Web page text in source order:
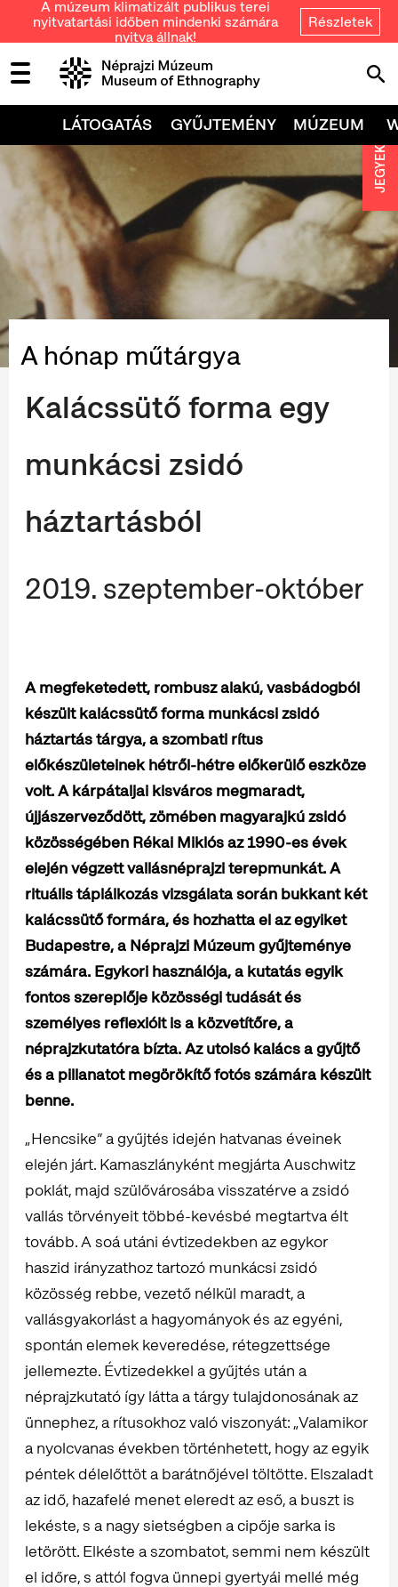
A múzeum klimatizált publikus terei
nyitvatartási időben mindenki számára
nyitva állnak!
Részletek
LÁTOGATÁS GYŰJTEMÉNY MÚZEUM
A hónap műtárgya
Kalácssütő forma egy
munkácsi zsidó
háztartásból
2019. szeptember-október
A megfeketedett, rombusz alakú, vasbádogból
készült kalácssütő forma munkácsi zsidó
háztartás tárgya, a szombati rítus
előkészületeinek hétről-hétre előkerülő eszköze
volt. A kárpátaljai kisváros megmaradt,
újjászerveződött, zömében magyarajkú zsidó
közösségében Rékai Miklós az 1990-es évek
elején végzett vallásnéprajzi terepmunkát. A
rituális táplálkozás vizsgálata során bukkant két
kalácssütő formára, és hozhatta el az egyiket
Budapestre, a Néprajzi Múzeum gyűjteménye
számára. Egykori használója, a kutatás egyik
fontos szereplője közösségi tudását és
személyes reflexióit is a közvetítőre, a
néprajzkutatóra bízta. Az utolsó kalács a gyűjtő
és a pillanatot megörökítő fotós számára készült
benne.
„Hencsike” a gyűjtés idején hatvanas éveinek
elején járt. Kamaszlányként megjárta Auschwitz
poklát, majd szülővárosába visszatérve a zsidó
vallás törvényeit többé-kevésbé megtartva élt
tovább. A soá utáni évtizedekben az egykor
haszid irányzathoz tartozó munkácsi zsidó
közösség rebbe, vezető nélkül maradt, a
vallásgyakorlást a hagyományok és az egyéni,
spontán elemek keveredése, rétegzettsége
jellemezte. Évtizedekkel a gyűjtés után a
néprajzkutató így látta a tárgy tulajdonosának az
ünnephez, a rítusokhoz való viszonyát: „Valamikor
a nyolcvanas években történhetett, hogy az egyik
péntek délelőttöt a barátnőjével töltötte. Elszaladt
az idő, hazafelé menet eleredt az eső, a buszt is
lekéste, s a nagy sietségben a cipője sarka is
letörött. Elkéste a szombatot, semmi nem készült
el időre, s attól fogva ünnepi gyertyái mellé még
JEGYEK